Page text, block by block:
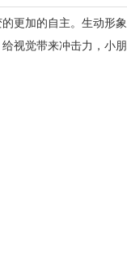
更加的自主。生动形
视觉带来冲击力，小